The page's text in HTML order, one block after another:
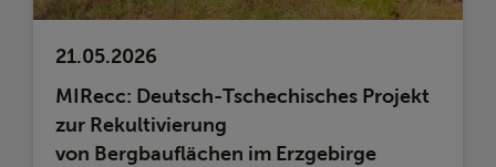
21.05.2026
MIRecc: Deutsch-Tschechisches Projekt
zur Rekultivierung
von Bergbauflächen im Erzgebirge